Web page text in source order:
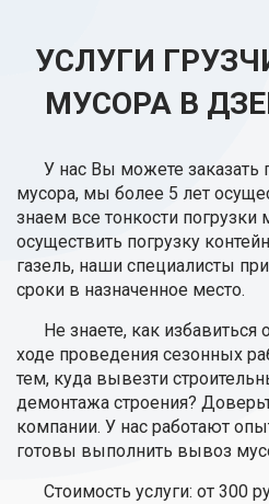
УСЛУГИ
МУСОРА В
У нас Вы можете заказать
мусора, мы более 5 лет
знаем все тонкости
осуществить погрузку
газель, наши специалисты
сроки в назначенное место.
Не знаете, как избавиться
ходе проведения сезонных
тем, куда вывезти
демонтажа строения?
компании. У нас работают
готовы выполнить вывоз
Стоимость услуги: от 300